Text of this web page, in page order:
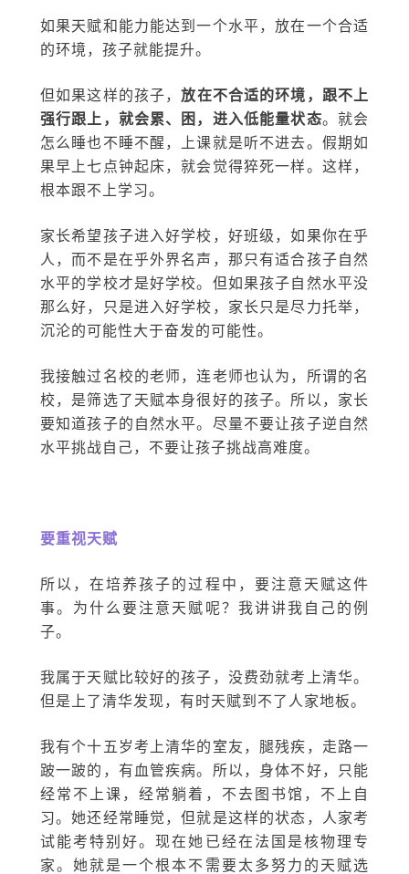
如果天赋和能力能达到一个水平，放在一个合适
的环境，孩子就能提升。
但如果这样的孩子，放在不合适的环境，跟不上
强行跟上，就会累、困，进入低能量状态。就会
怎么睡也不睡不醒，上课就是听不进去。假期如
果早上七点钟起床，就会觉得猝死一样。这样，
根本跟不上学习。
家长希望孩子进入好学校，好班级，如果你在乎
人，而不是在乎外界名声，那只有适合孩子自然
水平的学校才是好学校。但如果孩子自然水平没
那么好，只是进入好学校，家长只是尽力托举，
沉沦的可能性大于奋发的可能性。
我接触过名校的老师，连老师也认为，所谓的名
校，是筛选了天赋本身很好的孩子。所以，家长
要知道孩子的自然水平。尽量不要让孩子逆自然
水平挑战自己，不要让孩子挑战高难度。
要重视天赋
所以，在培养孩子的过程中，要注意天赋这件
事。为什么要注意天赋呢？我讲讲我自己的例
子。
我属于天赋比较好的孩子，没费劲就考上清华。
但是上了清华发现，有时天赋到不了人家地板。
我有个十五岁考上清华的室友，腿残疾，走路一
跛一跛的，有血管疾病。所以，身体不好，只能
经常不上课，经常躺着，不去图书馆，不上自
习。她还经常睡觉，但就是这样的状态，人家考
试能考特别好。现在她已经在法国是核物理专
家。她就是一个根本不需要太多努力的天赋选